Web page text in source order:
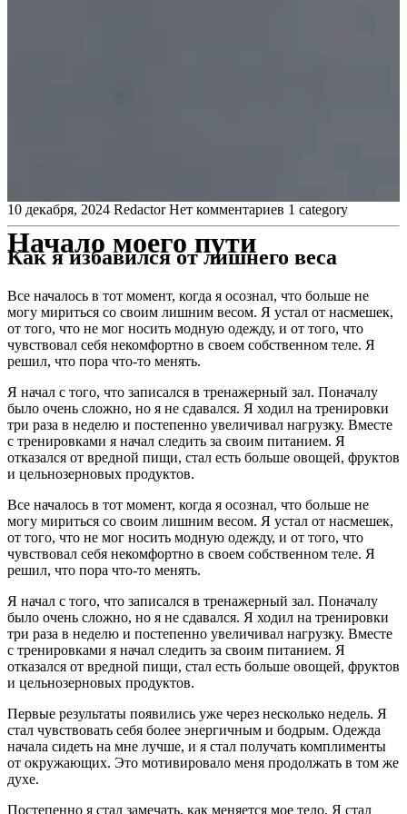
Начало моего пути
10 декабря, 2024 Redactor Нет комментариев 1 category
Как я избавился от лишнего веса
Все началось в тот момент, когда я осознал, что больше не
могу мириться со своим лишним весом. Я устал от насмешек,
от того, что не мог носить модную одежду, и от того, что
чувствовал себя некомфортно в своем собственном теле. Я
решил, что пора что-то менять.
Я начал с того, что записался в тренажерный зал. Поначалу
было очень сложно, но я не сдавался. Я ходил на тренировки
три раза в неделю и постепенно увеличивал нагрузку. Вместе
с тренировками я начал следить за своим питанием. Я
отказался от вредной пищи, стал есть больше овощей, фруктов
и цельнозерновых продуктов.
Все началось в тот момент, когда я осознал, что больше не
могу мириться со своим лишним весом. Я устал от насмешек,
от того, что не мог носить модную одежду, и от того, что
чувствовал себя некомфортно в своем собственном теле. Я
решил, что пора что-то менять.
Я начал с того, что записался в тренажерный зал. Поначалу
было очень сложно, но я не сдавался. Я ходил на тренировки
три раза в неделю и постепенно увеличивал нагрузку. Вместе
с тренировками я начал следить за своим питанием. Я
отказался от вредной пищи, стал есть больше овощей, фруктов
и цельнозерновых продуктов.
Первые результаты появились уже через несколько недель. Я
стал чувствовать себя более энергичным и бодрым. Одежда
начала сидеть на мне лучше, и я стал получать комплименты
от окружающих. Это мотивировало меня продолжать в том же
духе.
Постепенно я стал замечать, как меняется мое тело. Я стал